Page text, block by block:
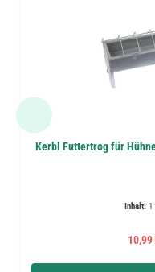
Kerbl Futtertrog für
Inhalt: 1
10,99